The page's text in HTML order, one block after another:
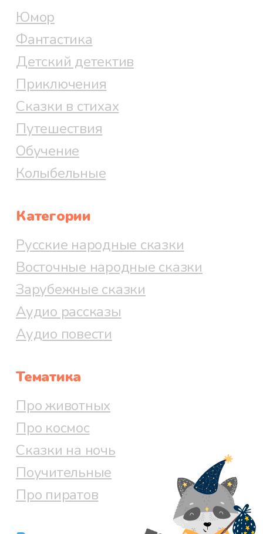
Юмор
Фантастика
Детский детектив
Приключения
Сказки в стихах
Путешествия
Обучение
Колыбельные
Категории
Русские народные сказки
Восточные народные сказки
Зарубежные сказки
Аудио рассказы
Аудио повести
Тематика
Про животных
Про космос
Сказки на ночь
Поучительные
Про пиратов